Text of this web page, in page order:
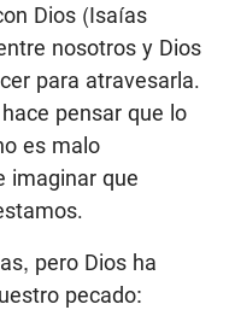
Dios (Isaías
nosotros y Dios
para atravesarla.
pensar que lo
es malo
imaginar que
pero Dios ha
pecado: